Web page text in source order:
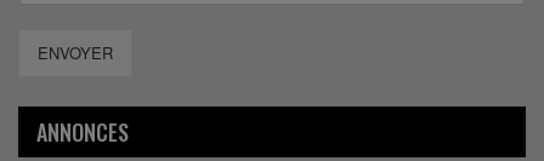
ENVOYER
ANNONCES